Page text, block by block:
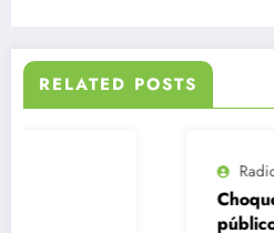
RELATED POSTS
0
Choque entre un
público y una